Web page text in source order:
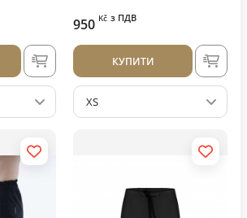
950 Kč з ПДВ
КУПИТИ
XS